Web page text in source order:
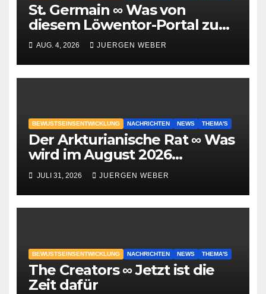
St. Germain ∞ Was von
diesem Löwentor-Portal zu
erwarten ist
AUG. 4, 2026 JUERGEN WEBER
BEWUSTSEINSENTWICKLUNG NACHRICHTEN NEWS THEMA'S
Der Arkturianische Rat ∞ Was
wird im August 2026
geschehen?
JULI 31, 2026 JUERGEN WEBER
BEWUSTSEINSENTWICKLUNG NACHRICHTEN NEWS THEMA'S
The Creators ∞ Jetzt ist die
Zeit dafür